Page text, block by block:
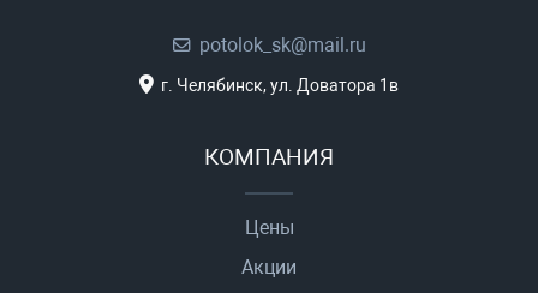
potolok_sk@mail.ru
г. Челябинск, ул. Доватора 1в
КОМПАНИЯ
Цены
Акции